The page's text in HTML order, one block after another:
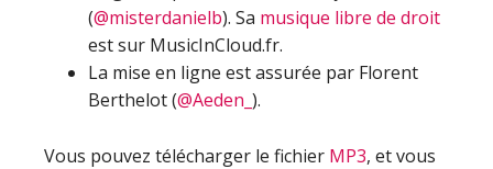
(@misterdanielb). Sa musique libre de droit
est sur MusicInCloud.fr.
La mise en ligne est assurée par Florent
Berthelot (@Aeden_ ).
Vous pouvez télécharger le fichier MP3, et vous